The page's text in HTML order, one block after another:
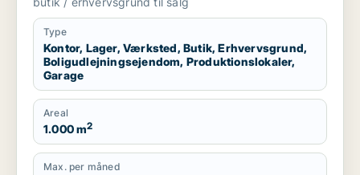
Storkøbenhavn
Type
Kontor, Lager, Værksted, Butik, Erhvervsgrund,
Boligudlejningsejendom, Produktionslokaler,
Garage
Areal
1.000 m2
Max. per måned